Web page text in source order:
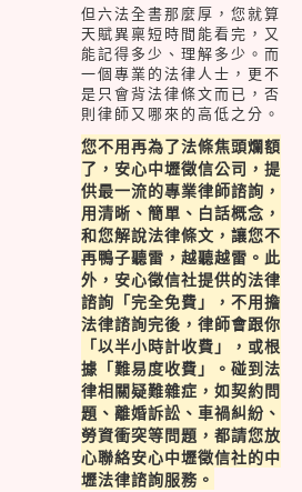
但六法全書那麼厚，您就算
天賦異稟短時間能看完，又
能記得多少、理解多少。而
一個專業的法律人士，更不
是只會背法律條文而已，否
則律師又哪來的高低之分。
您不用再為了法條焦頭爛額
了，安心中壢徵信公司，提
供最一流的專業律師諮詢，
用清晰、簡單、白話概念，
和您解說法律條文，讓您不
再鴨子聽雷，越聽越雷。此
外，安心徵信社提供的法律
諮詢「完全免費」，不用擔
法律諮詢完後，律師會跟你
「以半小時計收費」，或根
據「難易度收費」。碰到法
律相關疑難雜症，如契約問
題、離婚訴訟、車禍糾紛、
勞資衝突等問題，都請您放
心聯絡安心中壢徵信社的中
壢法律諮詢服務。